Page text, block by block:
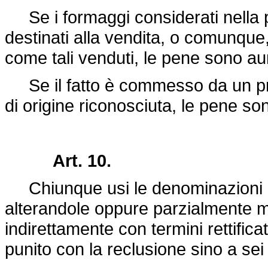
Se i formaggi considerati nella
destinati alla vendita, o
come tali venduti, le pene sono
Se il fatto è commesso da un
di origine riconosciuta, le pene
Art. 10.
Chiunque usi le denominazioni
alterandole oppure parzialmente
indirettamente con termini
punito con la reclusione sino a